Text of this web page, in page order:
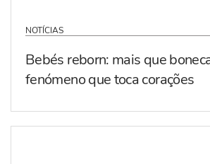
NOTÍCIAS
Bebés reborn: mais que
fenómeno que toca corações